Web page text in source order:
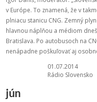
v Európe. To znamená, že v
plniacu stanicu CNG. Zemný
hlavnou náplňou a médiom
Bratislava. Po autobusoch na
nenápadne poškuľovať aj
01.07.2014
Rádio Slovensko
jún